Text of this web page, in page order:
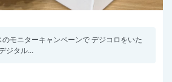
モニターキャンペーンで デジコロをいた
ジタル...